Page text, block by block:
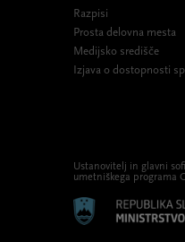
Razpisi
Prosta delovna mesta
Medijsko središče
Izjava o dostopnosti
Ustanovitelj in glavni
umetniškega programa